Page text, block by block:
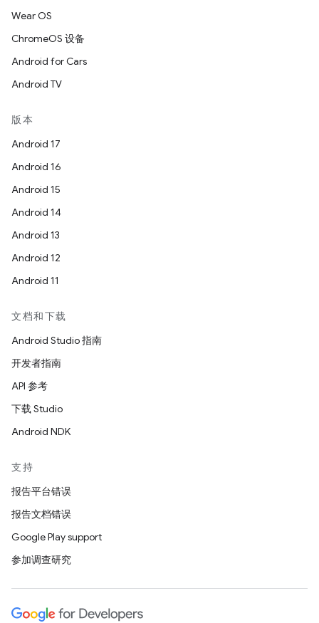
Wear OS
ChromeOS 设备
Android for Cars
Android TV
版本
Android 17
Android 16
Android 15
Android 14
Android 13
Android 12
Android 11
文档和下载
Android Studio 指南
开发者指南
API 参考
下载 Studio
Android NDK
支持
报告平台错误
报告文档错误
Google Play support
参加调查研究